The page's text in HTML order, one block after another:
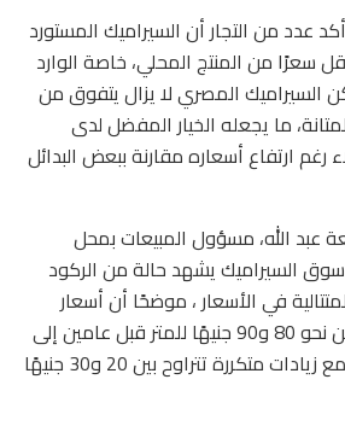
عدد من التجار أن السيراميك المستورد
سعرًا من المنتج المحلي، خاصة الوارد
السيراميك المصري لا يزال يتفوق من
ما يجعله الخيار المفضل لدى
ارتفاع أسعاره مقارنة ببعض البدائل
عبد الله، مسؤول المبيعات بمحل
سوق السيراميك يشهد حالة من الركود
في الأسعار ، موضحًا أن أسعار
بعض المنتجات قفزت من نحو 80 و90 جنيهًا للمتر قبل عامين إلى
حوالي 250 جنيهًا حاليًا، مع زيادات متكررة تتراوح بين 20 و30 جنيهًا